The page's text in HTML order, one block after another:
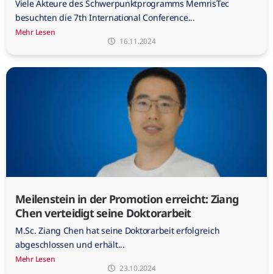
Viele Akteure des Schwerpunktprogramms MemrisTec
besuchten die 7th International Conference...
Mehr Lesen
16.11.2024
Meilenstein in der Promotion erreicht: Ziang
Chen verteidigt seine Doktorarbeit
M.Sc. Ziang Chen hat seine Doktorarbeit erfolgreich
abgeschlossen und erhält...
Mehr Lesen
23.10.2024